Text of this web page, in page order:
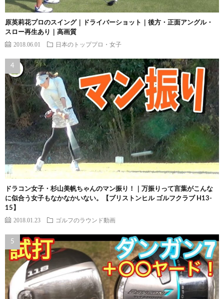
原英莉花プロのスイング｜ドライバーショット｜後方・正面アングル・
スロー再生あり｜高画質
2018.06.01 日本のトッププロ・女子
ドラコン女子・杉山美帆ちゃんのマン振り！｜万振りって言葉がこんな
に似合う女子もなかなかいない。【ブリストンヒル ゴルフクラブ H13-
15】
2018.01.23 ゴルフのラウンド動画